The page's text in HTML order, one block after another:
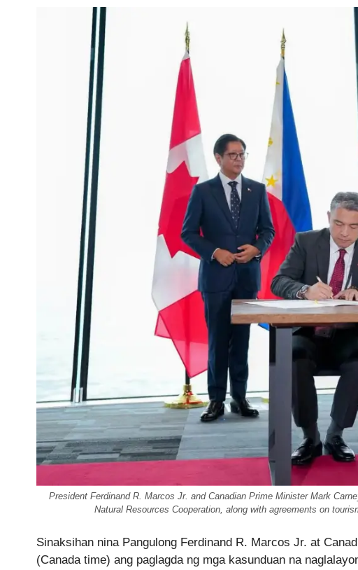
President Ferdinand R. Marcos Jr. and Canadian Prime Minister Mark
Natural Resources Cooperation, along with agreements on
Sinaksihan nina Pangulong Ferdinand R. Marcos Jr. at
(Canada time) ang paglagda ng mga kasunduan na